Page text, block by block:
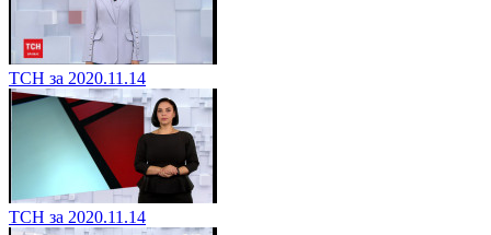
ТСН за 2020.11.14
ТСН за 2020.11.14